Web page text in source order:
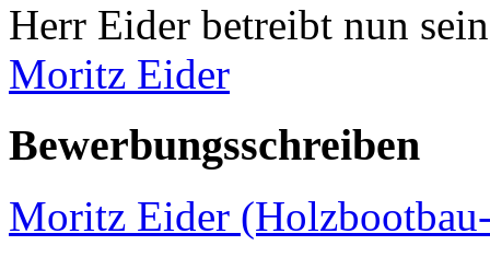
Herr Eider betreibt nun
Moritz Eider
Bewerbungsschreiben
Moritz Eider